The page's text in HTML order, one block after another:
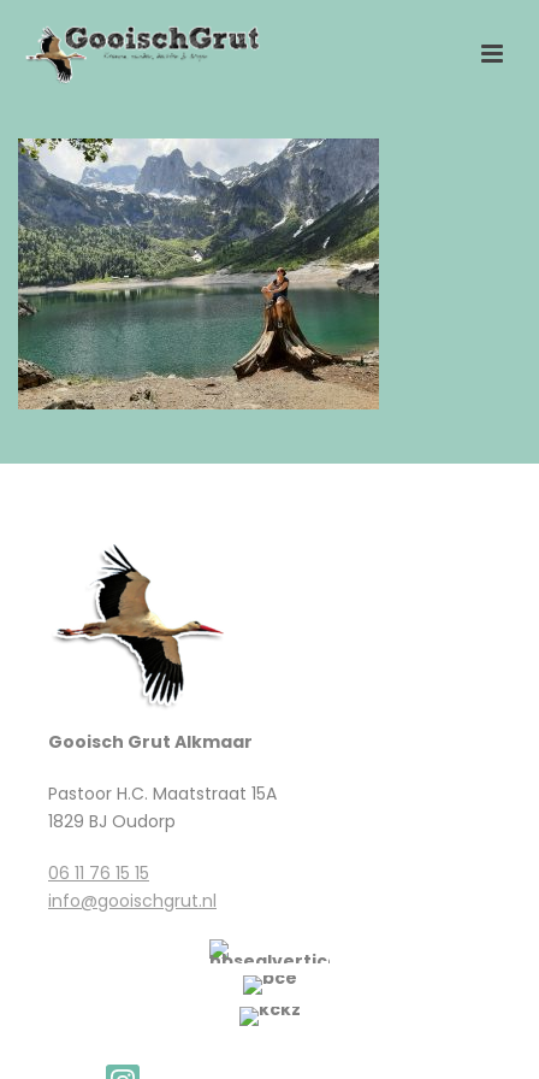
Gooisch Grut Alkmaar
Pastoor H.C. Maatstraat 15A
1829 BJ Oudorp
06 11 76 15 15
info@gooischgrut.nl